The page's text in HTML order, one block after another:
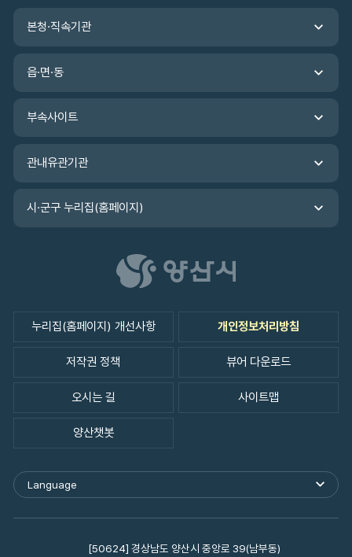
력
본청·직속기관
읍·면·동
부속사이트
관내유관기관
시·군구 누리집(홈페이지)
누리집(홈페이지) 개선사항 개인정보처리방침
저작권 정책 뷰어 다운로드
오시는 길 사이트맵
양산챗봇
Language
외
어
[50624] 경상남도 양산시 중앙로 39(남부동)